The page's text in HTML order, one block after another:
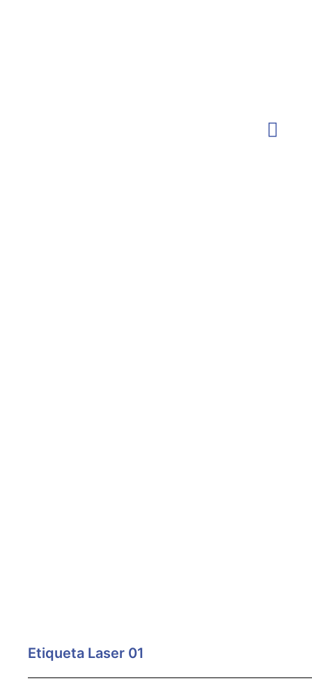
Etiqueta Laser 01